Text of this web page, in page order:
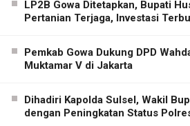
LP2B Gowa Ditetapkan, Bupati
Pertanian Terjaga, Investasi
Pemkab Gowa Dukung DPD
Muktamar V di Jakarta
Dihadiri Kapolda Sulsel, Wakil
dengan Peningkatan Status